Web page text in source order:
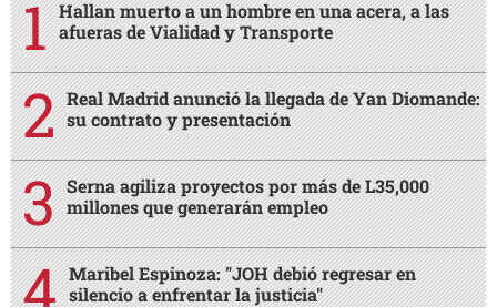
Hallan muerto a un hombre en una acera, a las
afueras de Vialidad y Transporte
Real Madrid anunció la llegada de Yan Diomande:
su contrato y presentación
Serna agiliza proyectos por más de L35,000
millones que generarán empleo
Maribel Espinoza: "JOH debió regresar en
silencio a enfrentar la justicia"